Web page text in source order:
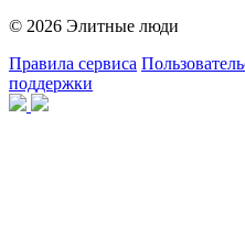
© 2026 Элитные люди
Правила сервиса
поддержки